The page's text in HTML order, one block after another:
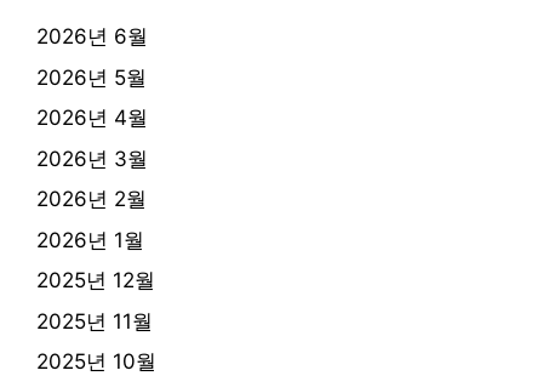
2026년 6월
2026년 5월
2026년 4월
2026년 3월
2026년 2월
2026년 1월
2025년 12월
2025년 11월
2025년 10월